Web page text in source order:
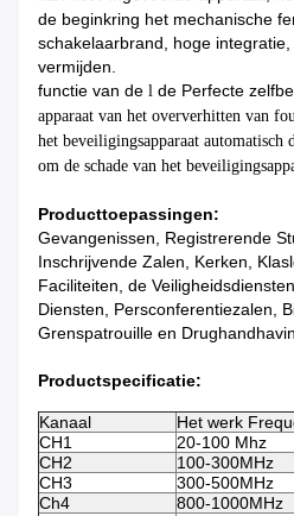
de beginkring het mechanische
schakelaarbrand, hoge
vermijden.
functie van de l de Perfecte
apparaat van het oververhitten van
het beveiligingsapparaat automatisch
om de schade van het
Producttoepassingen:
Gevangenissen, Registrerende
Inschrijvende Zalen, Kerken,
Faciliteiten, de
Diensten, Persconferentiezalen,
Grenspatrouille en
Productspecificatie:
Kanaal Het werk
CH1
20-100 Mhz
CH2
100-300MHz
CH3
300-500MHz
Ch4
800-1000MHz